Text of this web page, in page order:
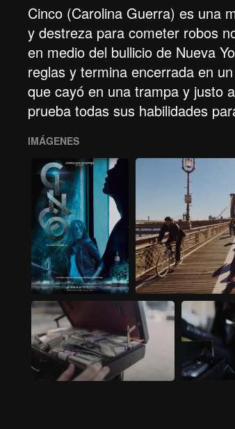
Cinco (Carolina Guerra) es una
y destreza para cometer robos
en medio del bullicio de Nueva
reglas y termina encerrada en
que cayó en una trampa y justo
prueba todas sus habilidades
IMÁGENES